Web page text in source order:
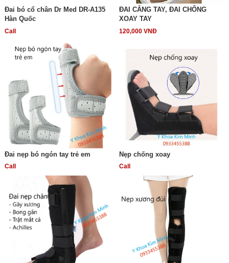
Đai bó cổ chân Dr Med DR-A135
Hàn Quốc
Call
ĐAI CẴNG TAY, ĐAI CHỐNG
XOAY TAY
120,000 VNĐ
Đai nẹp bó ngón tay trẻ em
Call
Nẹp chống xoay
Call